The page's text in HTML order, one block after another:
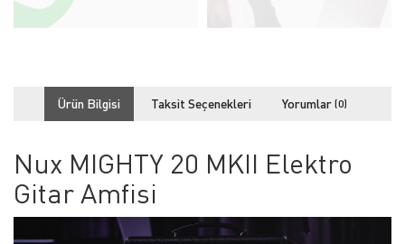
Ürün Bilgisi Taksit Seçenekleri Yorumlar (0)
Nux MIGHTY 20 MKII Elektro
Gitar Amfisi